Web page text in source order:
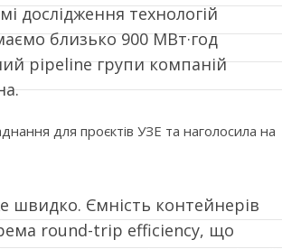
дослідження технологій
близько 900 МВт·год
pipeline групи компаній
для проєктів УЗЕ та наголосила на
швидко. Ємність контейнерів
round-trip efficiency, що